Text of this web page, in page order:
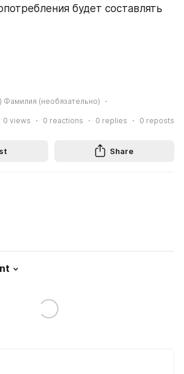
будет составлять
Фамилия (необязательно)
0 views 0 reactions 0 replies 0 reposts
Share